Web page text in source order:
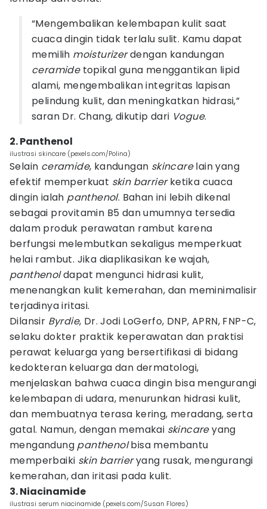
“Mengembalikan kelembapan kulit saat
cuaca dingin tidak terlalu sulit. Kamu dapat
memilih moisturizerdengan kandungan
ceramidetopikal guna menggantikan lipid
alami, mengembalikan integritas lapisan
pelindung kulit, dan meningkatkan hidrasi,”
saran Dr. Chang, dikutip dari Vogue.
2. Panthenol
ilustrasi skincare (pexels.com/Polina)
Selain ceramide, kandungan skincarelain yang
efektif memperkuat skin barrierketika cuaca
dingin ialah panthenol. Bahan ini lebih dikenal
sebagai provitamin B5 dan umumnya tersedia
dalam produk perawatan rambut karena
berfungsi melembutkan sekaligus memperkuat
helai rambut. Jika diaplikasikan ke wajah,
panthenoldapat mengunci hidrasi kulit,
menenangkan kulit kemerahan, dan meminimalisir
terjadinya iritasi.
Dilansir Byrdie, Dr. Jodi LoGerfo, DNP, APRN, FNP-C,
selaku dokter praktik keperawatan dan praktisi
perawat keluarga yang bersertifikasi di bidang
kedokteran keluarga dan dermatologi,
menjelaskan bahwa cuaca dingin bisa mengurangi
kelembapan di udara, menurunkan hidrasi kulit,
dan membuatnya terasa kering, meradang, serta
gatal. Namun, dengan memakai skincareyang
mengandung panthenolbisa membantu
memperbaiki skin barrieryang rusak, mengurangi
kemerahan, dan iritasi pada kulit.
3. Niacinamide
ilustrasi serum niacinamide (pexels.com/Susan Flores)